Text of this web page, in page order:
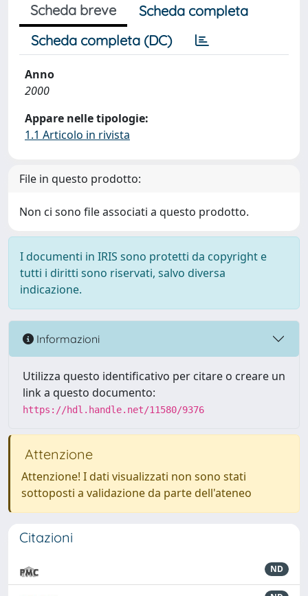
Scheda breve
Scheda completa
Scheda completa (DC)
Anno
2000
Appare nelle tipologie:
1.1 Articolo in rivista
File in questo prodotto:
Non ci sono file associati a questo prodotto.
I documenti in IRIS sono protetti da copyright e
tutti i diritti sono riservati, salvo diversa
indicazione.
Informazioni
Utilizza questo identificativo per citare o creare un
link a questo documento:
https://hdl.handle.net/11580/9376
Attenzione
Attenzione! I dati visualizzati non sono stati
sottoposti a validazione da parte dell'ateneo
Citazioni
ND